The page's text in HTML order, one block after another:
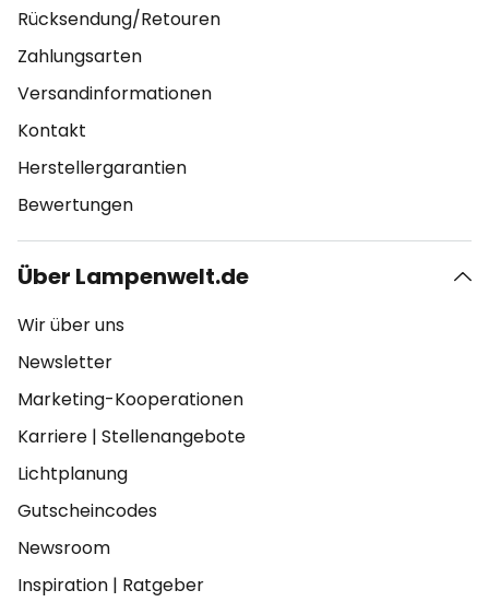
Rücksendung/Retouren
Zahlungsarten
Versandinformationen
Kontakt
Herstellergarantien
Bewertungen
Über Lampenwelt.de
Wir über uns
Newsletter
Marketing-Kooperationen
Karriere | Stellenangebote
Lichtplanung
Gutscheincodes
Newsroom
Inspiration | Ratgeber